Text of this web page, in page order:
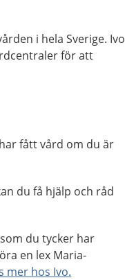
i hela Sverige. Ivo
för att
fått vård om du är
du få hjälp och råd
du tycker har
en lex Maria-
mer hos Ivo.